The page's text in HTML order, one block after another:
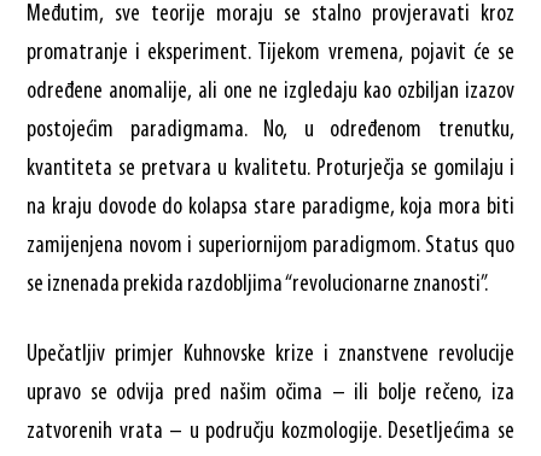
Međutim, sve teorije moraju se stalno provjeravati kroz
promatranje i eksperiment. Tijekom vremena, pojavit će se
određene anomalije, ali one ne izgledaju kao ozbiljan izazov
postojećim paradigmama. No, u određenom trenutku,
kvantiteta se pretvara u kvalitetu. Proturječja se gomilaju i
na kraju dovode do kolapsa stare paradigme, koja mora biti
zamijenjena novom i superiornijom paradigmom. Status quo
se iznenada prekida razdobljima “revolucionarne znanosti”.
Upečatljiv primjer Kuhnovske krize i znanstvene revolucije
upravo se odvija pred našim očima – ili bolje rečeno, iza
zatvorenih vrata – u području kozmologije. Desetljećima se